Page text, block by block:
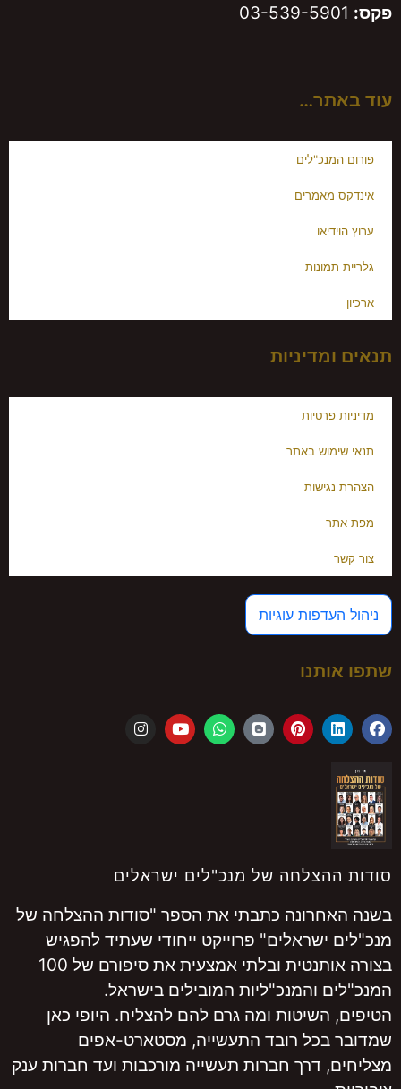
פקס:
עוד באתר…
פורום המנכ"לים
אינדקס מאמרים
ערוץ הוידיאו
גלריית תמונות
ארכיון
תנאים ומדיניות
מדיניות פרטיות
תנאי שימוש באתר
הצהרת נגישות
מפת אתר
צור קשר
ניהול העדפות עוגיות
שתפו אותנו
סודות ההצלחה של מנכ"לים ישראלים
בשנה האחרונה כתבתי את הספר "סודות ההצלחה של
מנכ"לים ישראלים" פרוייקט ייחודי שעתיד להפגיש
בצורה אותנטית ובלתי אמצעית את סיפורם של 100
המנכ"לים והמנכ"ליות המובילים בישראל.
הטיפים, השיטות ומה גרם להם להצליח. היופי כאן
שמדובר בכל רובד התעשייה, מסטארט-אפים
מצליחים, דרך חברות תעשייה מורכבות ועד חברות ענק